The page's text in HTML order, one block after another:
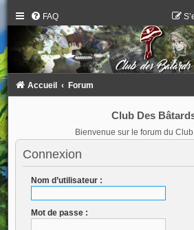
FAQ
Accueil Forum
Club Des
Bienvenue sur le forum du
Connexion
Nom d’utilisateur :
Mot de passe :